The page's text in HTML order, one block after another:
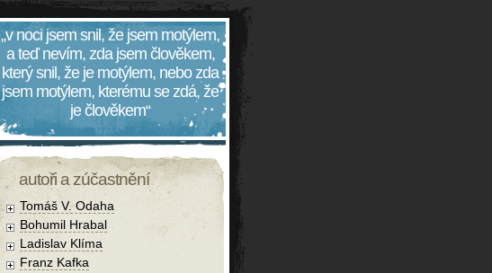
„v noci jsem snil, že jsem motýlem,
a teď nevím, zda jsem člověkem,
který snil, že je motýlem, nebo zda
jsem motýlem, kterému se zdá, že
je člověkem“
autoři a zúčastnění
Tomáš V. Odaha
Bohumil Hrabal
Ladislav Klíma
Franz Kafka